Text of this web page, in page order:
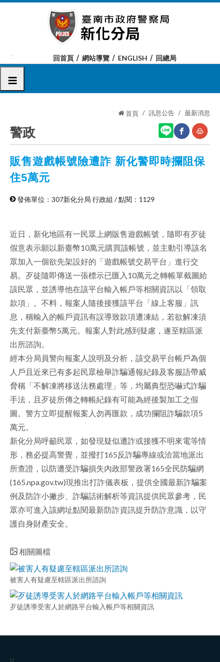
跳
容
塊
::: 回首頁 網站導覽 ENGLISH 回總局
選單
::: 首頁 訊息公告 最新消息
警政
網
facebook
友
販售遊戲帳號險遭詐 新化警即時攔阻保
住5萬元
發佈單位：307新化分局 行政組 /點閱：1129
近日，新化地區有一民眾上網販售遊戲帳號，隨即有歹徒
假意表示願以新臺幣10萬元購買該帳號，並主動引導該名
眾加入一個欲先架設好的「遊戲帳號交易平台」進行交
易。歹徒隨即傳送一張標示已匯入10萬元之轉帳單截圖給
該民眾，並誘導他在該平台輸入帳戶等相關資訊以「領取
款項」。不料，報案人隨後接獲該平台「線上客服」訊
息，稱輸入的帳戶資訊有誤導致款項遭凍結，若欲解凍須
先支付新臺幣5萬元。報案人對此感到疑慮，遂至轄區派
出所諮詢。
經本分局員警向報案人說明及分析，該交易平台帳戶為個
人戶且近來已有多起民眾檢舉詐騙通報紀錄及客服語帶威
脅稱「不解凍將移送法務處理」等，均屬典型恐嚇式詐騙
手法，且歹徒所傳之轉帳紀錄有可能為經後製加工之假
圖。警方立即提醒報案人勿再匯款，成功攔阻詐騙款項5
萬元。
新化分局呼籲民眾，如發現疑似遭詐或接獲不明來電等情
形，務必提高警覺，並撥打165反詐騙專線或洽當地派出
所查證，以防遭受詐騙損失內政部警政署165全民防騙網
(165.npa.gov.tw)現推出打詐儀表板，提供全國最新詐騙案
例及防詐小撇步、詐騙話術解析等資訊提供民眾參考，民
眾亦可進入該網址點閱最新防詐資訊提升防詐意識，以守
護自身財產安全。
相關圖檔
被害人有疑慮至轄區派出所諮詢
歹徒誘導受害人於網路平台輸入帳戶等相關資訊
:::